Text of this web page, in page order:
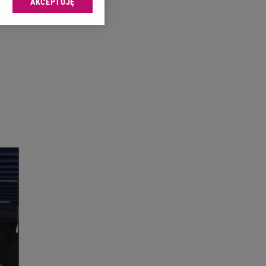
sp. z o.o., jej
Zmiana ustawień
celów identyfikacji.
reklam i treści,